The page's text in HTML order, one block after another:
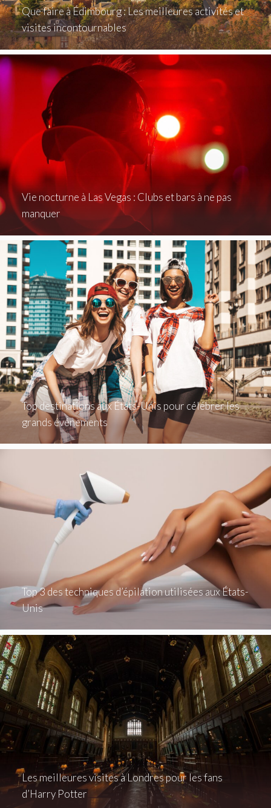
Que faire à Édimbourg : Les meilleures activités et
visites incontournables
Vie nocturne à Las Vegas : Clubs et bars à ne pas
manquer
Top destinations aux États-Unis pour célébrer les
grands événements
Top 3 des techniques d’épilation utilisées aux États-
Unis
Les meilleures visites à Londres pour les fans
d’Harry Potter